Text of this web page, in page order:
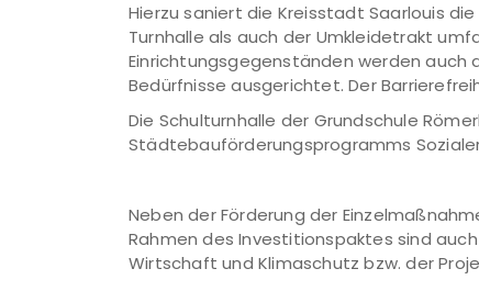
Hierzu saniert die Kreisstadt Saarlouis
Turnhalle als auch der Umkleidetrakt
Einrichtungsgegenständen werden auch
Bedürfnisse ausgerichtet. Der
Die Schulturnhalle der Grundschule
Städtebauförderungsprogramms
Neben der Förderung der
Rahmen des Investitionspaktes sind
Wirtschaft und Klimaschutz bzw. der